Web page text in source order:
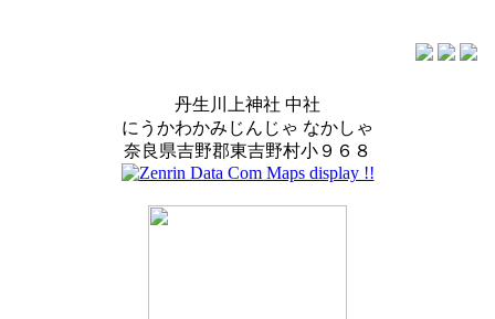
丹生川上神社 中社
にうかわかみじんじゃ なかしゃ
奈良県吉野郡東吉野村小９６８